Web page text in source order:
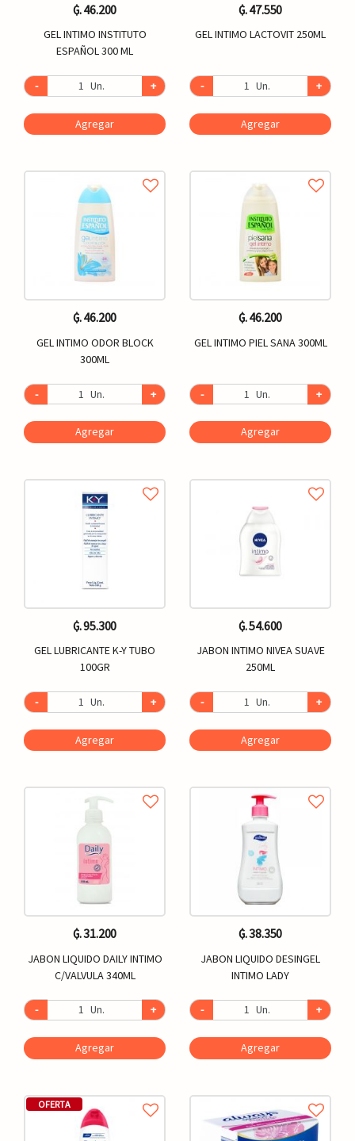
₲. 46.200
GEL INTIMO INSTITUTO
ESPAÑOL 300 ML
- Un. +
Agregar
₲. 47.550
GEL INTIMO LACTOVIT 250ML
- Un. +
Agregar
₲. 46.200
GEL INTIMO ODOR BLOCK
300ML
- Un. +
Agregar
₲. 46.200
GEL INTIMO PIEL SANA 300ML
- Un. +
Agregar
₲. 95.300
GEL LUBRICANTE K-Y TUBO
100GR
- Un. +
Agregar
₲. 54.600
JABON INTIMO NIVEA SUAVE
250ML
- Un. +
Agregar
₲. 31.200
JABON LIQUIDO DAILY INTIMO
C/VALVULA 340ML
- Un. +
Agregar
₲. 38.350
JABON LIQUIDO DESINGEL
INTIMO LADY
- Un. +
Agregar
OFERTA